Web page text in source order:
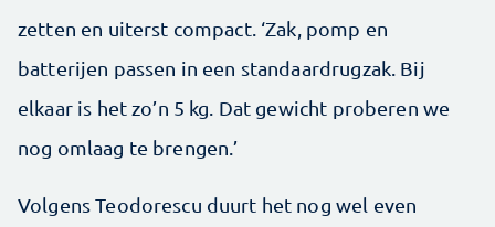
zetten en uiterst compact. ‘Zak, pomp en
batterijen passen in een standaardrugzak. Bij
elkaar is het zo’n 5 kg. Dat gewicht proberen we
nog omlaag te brengen.’
Volgens Teodorescu duurt het nog wel even